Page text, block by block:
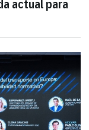
actual para